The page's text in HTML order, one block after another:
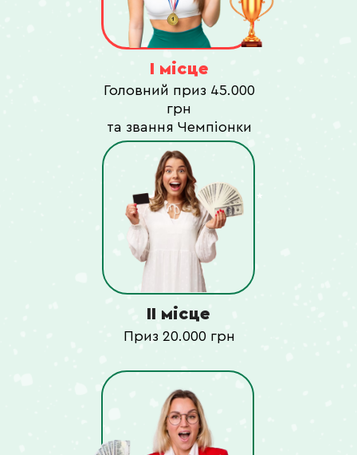
I місце
Головний приз 45.000
грн
та звання Чемпіонки
II місце
Приз 20.000 грн